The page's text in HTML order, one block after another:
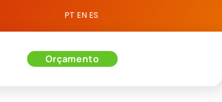
PT EN ES
Orçamento